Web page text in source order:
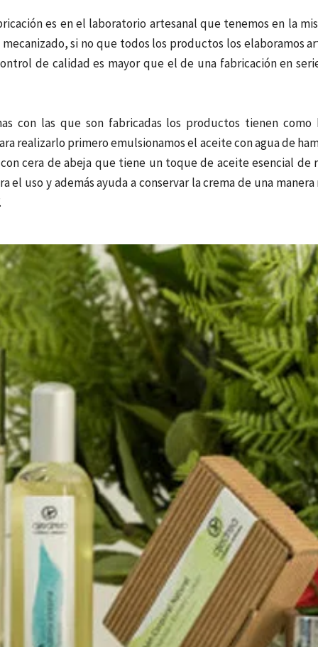
es en el laboratorio artesanal que tenemos en la
si no que todos los productos los elaboramos
de calidad es mayor que el de una fabricación en
con las que son fabricadas los productos tienen
realizarlo primero emulsionamos el aceite con agua de
cera de abeja que tiene un toque de aceite esencial de
el uso y además ayuda a conservar la crema de una